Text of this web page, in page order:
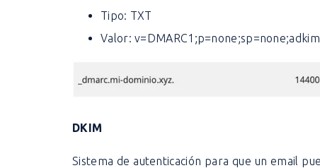
Tipo: TXT
Valor:
DKIM
Sistema de autenticación para que un email